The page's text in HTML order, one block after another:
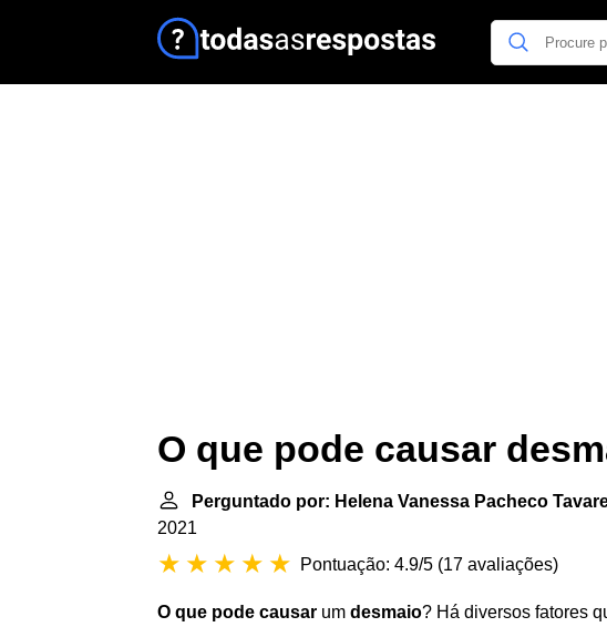
O que pode causar
Perguntado por: Helena Vanessa Pacheco
2021
Pontuação: 4.9/5 (17 avaliações)
O que pode causar um desmaio? Há diversos fatores